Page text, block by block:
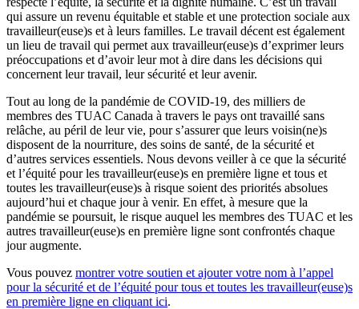
qui assure un revenu équitable et stable et une protection sociale aux
travailleur(euse)s et à leurs familles. Le travail décent est également
un lieu de travail qui permet aux travailleur(euse)s d’exprimer leurs
préoccupations et d’avoir leur mot à dire dans les décisions qui
concernent leur travail, leur sécurité et leur avenir.
Tout au long de la pandémie de COVID‑19, des milliers de
membres des TUAC Canada à travers le pays ont travaillé sans
relâche, au péril de leur vie, pour s’assurer que leurs voisin(ne)s
disposent de la nourriture, des soins de santé, de la sécurité et
d’autres services essentiels. Nous devons veiller à ce que la sécurité
et l’équité pour les travailleur(euse)s en première ligne et tous et
toutes les travailleur(euse)s à risque soient des priorités absolues
aujourd’hui et chaque jour à venir. En effet, à mesure que la
pandémie se poursuit, le risque auquel les membres des TUAC et les
autres travailleur(euse)s en première ligne sont confrontés chaque
jour augmente.
Vous pouvez montrer votre soutien et ajouter votre nom à l’appel
pour la sécurité et de l’équité pour tous et toutes les travailleur(euse)s
en première ligne en cliquant ici.